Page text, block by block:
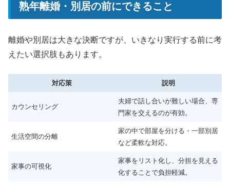
熟年離婚・別居の前にできること
離婚や別居は大きな決断ですが、いきなり実行する前に考
えたい選択肢もあります。
対応策 説明
カウンセリング
夫婦で話し合いが難しい場合、専
門家を交えるのが有効。
生活空間の分離
家の中で部屋を分ける・一部別居
など柔軟な対応。
家事の可視化
家事をリスト化し、分担を見える
化することで負担軽減。